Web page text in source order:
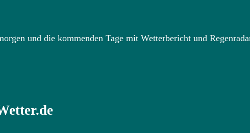
und die kommenden Tage mit Wetterbericht und